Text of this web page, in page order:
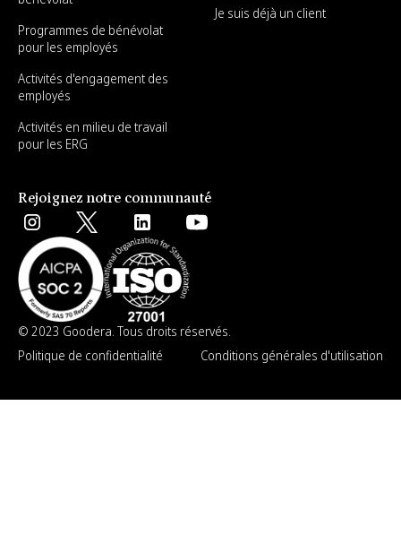
Programmes de bénévolat
pour les employés
Activités d'engagement des
employés
Activités en milieu de travail
pour les ERG
Je suis déjà un client
Rejoignez notre communauté
© 2023 Goodera. Tous droits réservés.
Politique de confidentialité
Conditions générales d'utilisation